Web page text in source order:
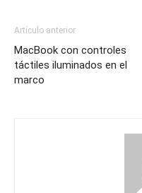
Artículo anterior
MacBook con controles
táctiles iluminados en el
marco